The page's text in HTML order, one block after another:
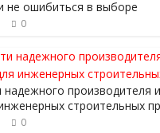
не ошибиться в выборе
0
надежного производителя
строительных
0